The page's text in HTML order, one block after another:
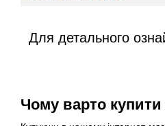
Для детального
Чому варто